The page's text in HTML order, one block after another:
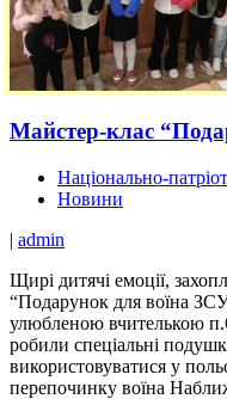
Майстер-клас
Національно-
Новини
| admin
Щирі дитячі емоції,
“Подарунок для воїна
улюбленою вчителькою
робили спеціальні
використовуватися у
перепочинку воїна